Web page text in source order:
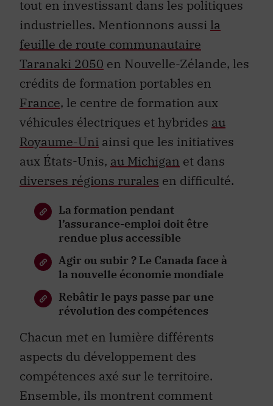
tout en investissant dans les politiques
industrielles. Mentionnons aussi la
feuille de route communautaire
Taranaki 2050 en Nouvelle-Zélande, les
crédits de formation portables en
France, le centre de formation aux
véhicules électriques et hybrides au
Royaume-Uni ainsi que les initiatives
aux États-Unis, au Michigan et dans
diverses régions rurales en difficulté.
La formation pendant
l’assurance-emploi doit être
rendue plus accessible
Agir ou subir ? Le Canada face à
la nouvelle économie mondiale
Rebâtir le pays passe par une
révolution des compétences
Chacun met en lumière différents
aspects du développement des
compétences axé sur le territoire.
Ensemble, ils montrent comment